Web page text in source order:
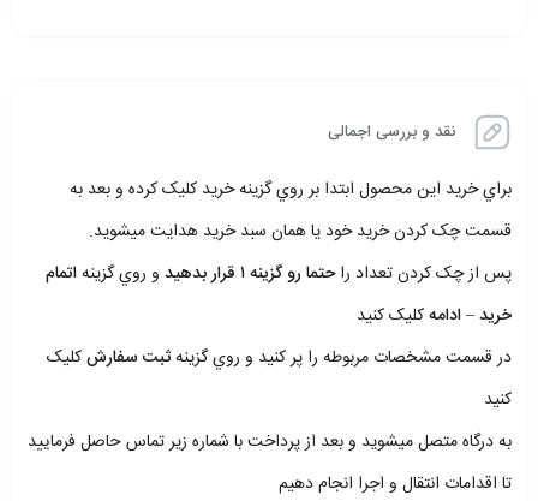
نقد و بررسی اجمالی
براي خريد اين محصول ابتدا بر روي گزينه خريد کليک کرده و بعد به
قسمت چک کردن خريد خود يا همان سبد خريد هدايت ميشويد.
پس از چک کردن تعداد راحتما رو گزينه ۱ قرار بدهيد و روي گزينهاتمام
خريد – ادامهکليک کنيد
در قسمت مشخصات مربوطه را پر کنيد و روي گزينهثبت سفارشکليک
کنيد
به درگاه متصل ميشويد و بعد از پرداخت با شماره زير تماس حاصل فرماييد
تا اقدامات انتقال و اجرا انجام دهيم